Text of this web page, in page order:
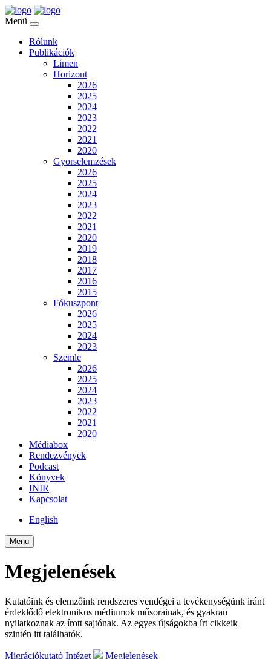
Menü
Rólunk
Publikációk
Limen
Horizont
2026
2025
2024
2023
2022
2021
2020
Gyorselemzések
2026
2025
2024
2023
2022
2021
2020
2019
2018
2017
2016
2015
Fókuszpont
2026
2025
2024
2023
Szemle
2026
2025
2024
2023
2022
2021
2020
Médiabox
Rendezvények
Podcast
Könyvek
INIR
Kapcsolat
English
Menu
Megjelenések
Kutatóink és elemzőink rendszeres vendégei a tevékenységünk iránt
érdeklődő elektronikus médiumok műsorainak, és gyakran
nyilatkoznak az írott sajtónak. Az egyes újságokba írt cikkeik
szintén itt találhatók.
Migrációkutató Intézet
Megjelenések